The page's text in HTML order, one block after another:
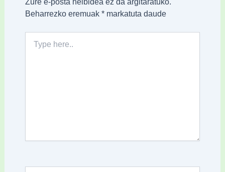
Beharrezko eremuak *markatuta daude
here..